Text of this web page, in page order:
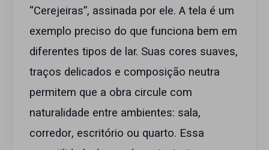
“Cerejeiras”, assinada por ele. A tela é um
exemplo preciso do que funciona bem em
diferentes tipos de lar. Suas cores suaves,
traços delicados e composição neutra
permitem que a obra circule com
naturalidade entre ambientes: sala,
corredor, escritório ou quarto. Essa